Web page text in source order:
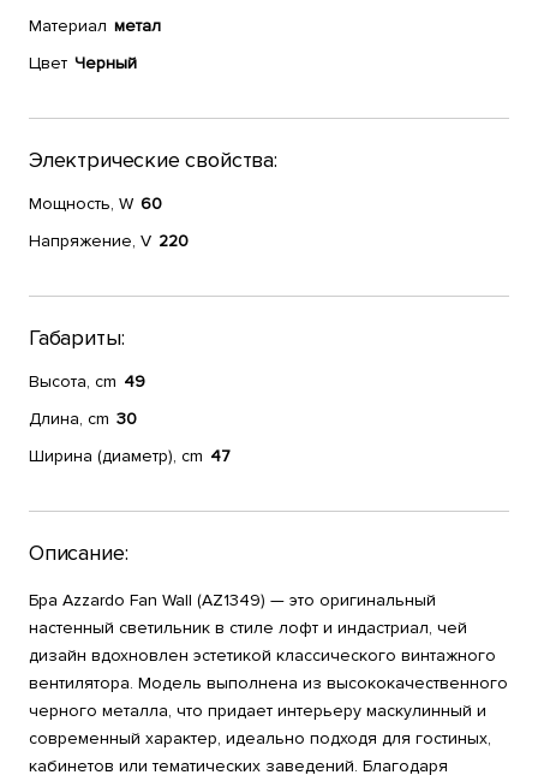
Материал метал
Цвет Черный
Электрические свойства:
Мощность, W 60
Напряжение, V 220
Габариты:
Высота, cm 49
Длина, cm 30
Ширина (диаметр), cm 47
Описание:
Бра Azzardo Fan Wall (AZ1349) — это оригинальный
настенный светильник в стиле лофт и индастриал, чей
дизайн вдохновлен эстетикой классического винтажного
вентилятора. Модель выполнена из высококачественного
черного металла, что придает интерьеру маскулинный и
современный характер, идеально подходя для гостиных,
кабинетов или тематических заведений. Благодаря